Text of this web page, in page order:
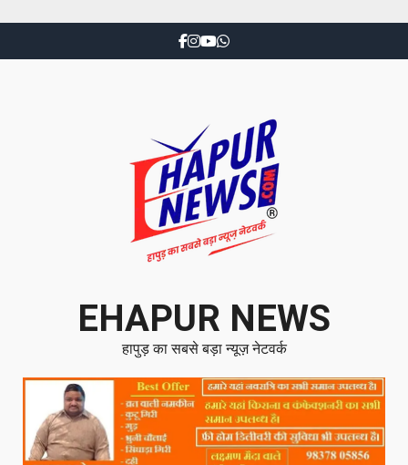
EHAPUR NEWS
हापुड़ का सबसे बड़ा न्यूज़ नेटवर्क